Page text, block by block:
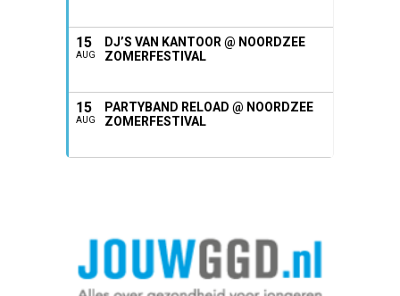
15
AUG
DJ’S VAN KANTOOR @ NOORDZEE
ZOMERFESTIVAL
15
AUG
PARTYBAND RELOAD @ NOORDZEE
ZOMERFESTIVAL